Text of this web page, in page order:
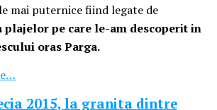
mai puternice fiind legate de
plajelor pe care le-am descoperit in
oras Parga.
2015, la granita dintre